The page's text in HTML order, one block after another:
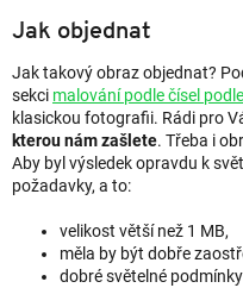
Jak objednat
Jak takový obraz objednat?
sekci malování podle čísel
klasickou fotografii. Rádi pro
kterou nám zašlete. Třeba i
Aby byl výsledek opravdu k
požadavky, a to:
velikost větší než 1 MB,
měla by být dobře
dobré světelné